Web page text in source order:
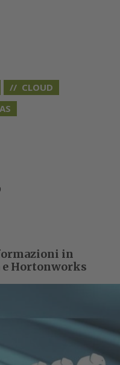
CLOUD
in
e Hortonworks